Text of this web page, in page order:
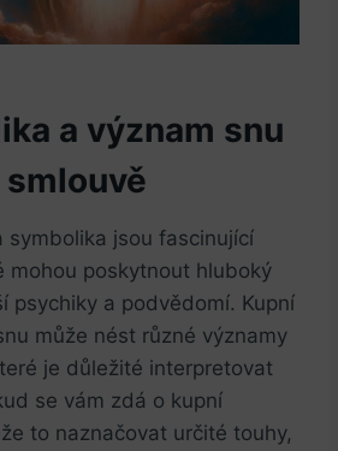
a význam snu
symbolika jsou fascinující
mohou poskytnout hluboký
psychiky a podvědomí. Kupní
může nést různé významy
je důležité interpretovat
se vám zdá o kupní
to naznačovat určité touhy,